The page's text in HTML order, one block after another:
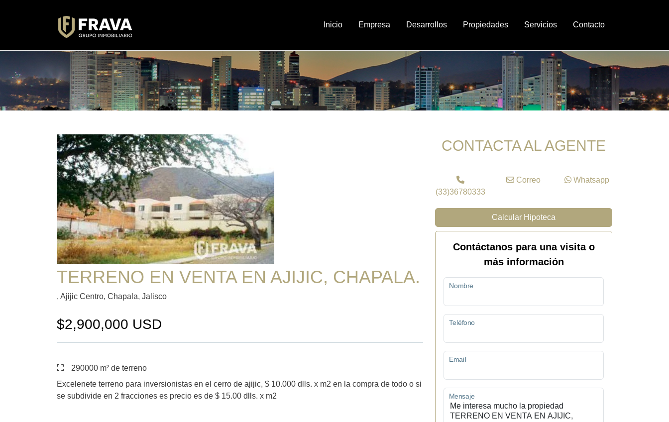
Inicio Empresa Desarrollos Propiedades Servicios Contacto
TERRENO EN VENTA EN AJIJIC, CHAPALA.
, Ajijic Centro, Chapala, Jalisco
$2,900,000 USD
290000 m² de terreno
Excelenete terreno para inversionistas en el cerro de ajijic, $ 10.000 dlls. x m2 en la compra de todo o si
se subdivide en 2 fracciones es precio es de $ 15.00 dlls. x m2
CONTACTA AL AGENTE
(33)36780333
Correo Whatsapp
Calcular Hipoteca
Contáctanos para una visita o
más información
Nombre
Teléfono
Email
Mensaje